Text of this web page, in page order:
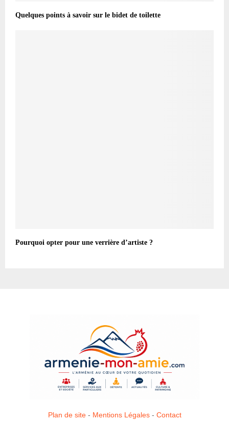
Quelques points à savoir sur le bidet de toilette
Pourquoi opter pour une verrière d’artiste ?
Plan de site- Mentions Légales- Contact